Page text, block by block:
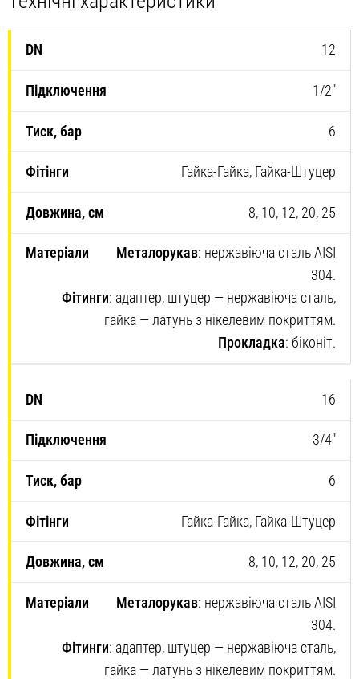
12
1/2″
6
Гайка-Гайка, Гайка-Штуцер
8, 10, 12, 20, 25
Металорукав: нержавіюча сталь AISI
304.
Фітинги: адаптер, штуцер — нержавіюча сталь,
гайка — латунь з нікелевим покриттям.
Прокладка: біконіт.
16
3/4″
6
Гайка-Гайка, Гайка-Штуцер
8, 10, 12, 20, 25
Металорукав: нержавіюча сталь AISI
304.
Фітинги: адаптер, штуцер — нержавіюча сталь,
гайка — латунь з нікелевим покриттям.